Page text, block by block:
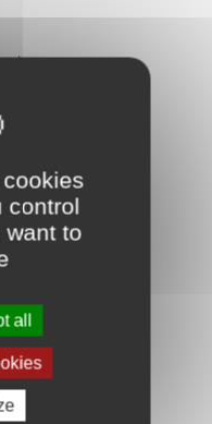
control
want to
all